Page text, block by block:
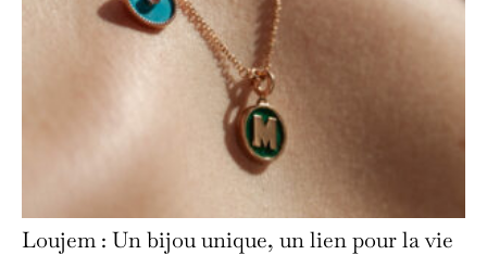
Loujem : Un bijou unique, un lien pour la vie